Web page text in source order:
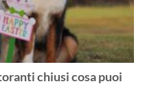
chiusi cosa puoi